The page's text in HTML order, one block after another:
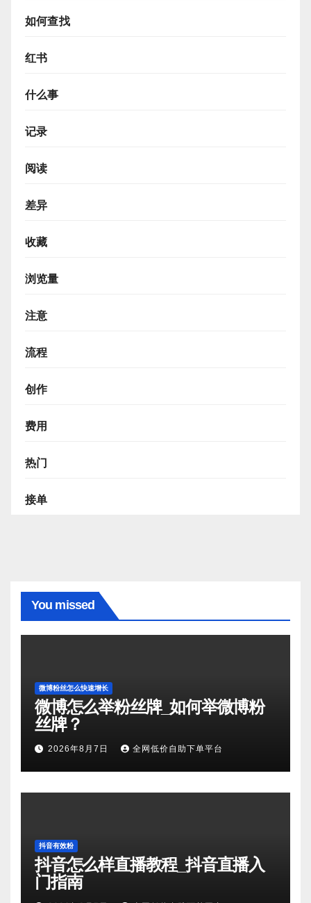
如何查找
红书
什么事
记录
阅读
差异
收藏
浏览量
注意
流程
创作
费用
热门
接单
You missed
微博粉丝怎么快速增长
微博怎么举粉丝牌_如何举微博粉
丝牌？
2026年8月7日 全网低价自助下单平台
抖音有效粉
抖音怎么样直播教程_抖音直播入
门指南